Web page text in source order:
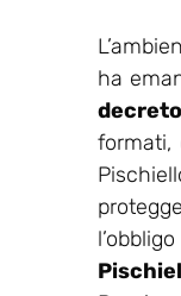
ha
formati,